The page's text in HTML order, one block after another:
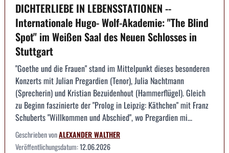
DICHTERLIEBE IN LEBENSSTATIONEN --
Internationale Hugo- Wolf-Akademie: "The Blind
Spot" im Weißen Saal des Neuen Schlosses in
Stuttgart
"Goethe und die Frauen" stand im Mittelpunkt dieses besonderen
Konzerts mit Julian Pregardien (Tenor), Julia Nachtmann
(Sprecherin) und Kristian Bezuidenhout (Hammerflügel). Gleich
zu Beginn faszinierte der "Prolog in Leipzig: Käthchen" mit Franz
Schuberts "Willkommen und Abschied", wo Pregardien mi...
Geschrieben vonALEXANDER WALTHER
Veröffentlichungsdatum:12.06.2026